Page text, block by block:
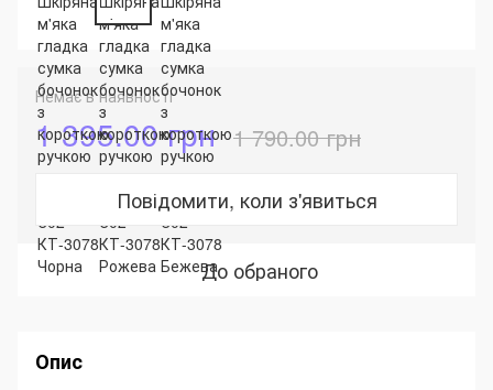
Немає в наявності
1 395.00 грн 1 790.00 грн
Повідомити, коли з'явиться
До обраного
Опис